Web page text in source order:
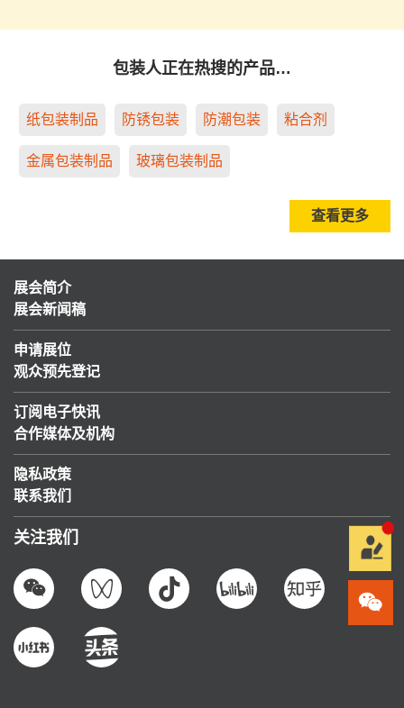
包装人正在热搜的产品…
纸包装制品 防锈包装 防潮包装 粘合剂
金属包装制品 玻璃包装制品
查看更多
展会简介
展会新闻稿
申请展位
观众预先登记
订阅电子快讯
合作媒体及机构
隐私政策
联系我们
关注我们